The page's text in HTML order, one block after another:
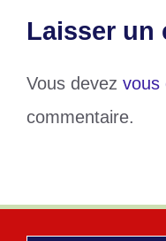
Laisser un
Vous devez vous
commentaire.